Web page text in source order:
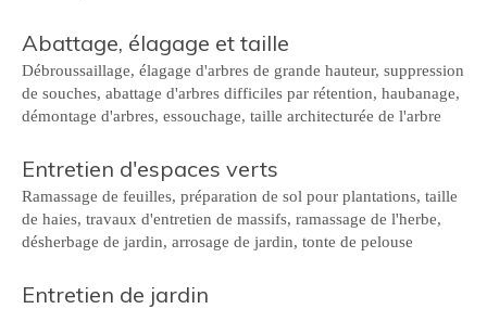
Abattage, élagage et taille
Débroussaillage, élagage d'arbres de grande hauteur, suppression
de souches, abattage d'arbres difficiles par rétention, haubanage,
démontage d'arbres, essouchage, taille architecturée de l'arbre
Entretien d'espaces verts
Ramassage de feuilles, préparation de sol pour plantations, taille
de haies, travaux d'entretien de massifs, ramassage de l'herbe,
désherbage de jardin, arrosage de jardin, tonte de pelouse
Entretien de jardin